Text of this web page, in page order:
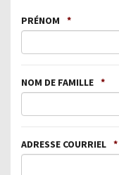
PRÉNOM *
NOM DE FAMILLE *
ADRESSE COURRIEL *